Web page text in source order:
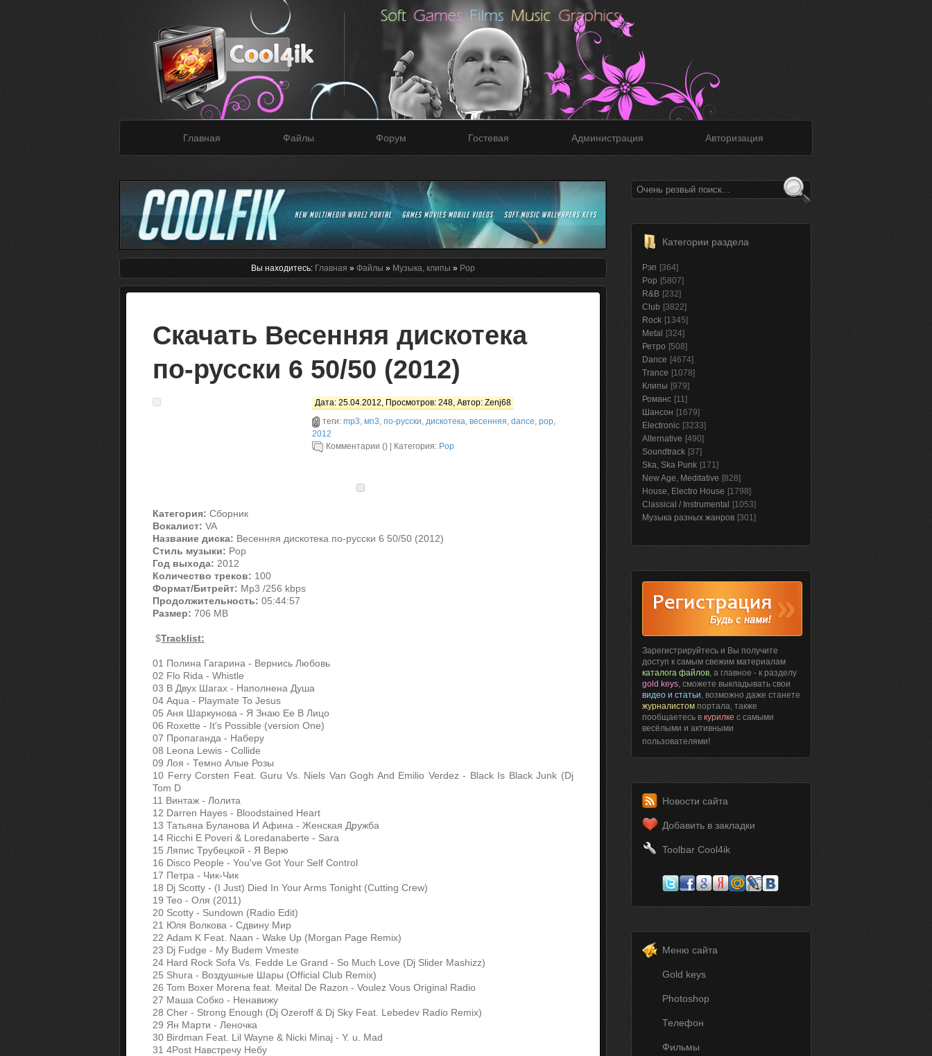
Главная Файлы Форум Гостевая Администрация Авторизация
Вы находитесь: Главная » Файлы » Музыка, клипы » Pop
Скачать Весенняя дискотека
по-русски 6 50/50 (2012)
Дата: 25.04.2012, Просмотров: 248, Автор: Zenj68
теги: mp3, мп3, по-русски, дискотека, весенняя, dance, pop,
2012
Комментарии () | Категория: Pop
Категория: Сборник
Вокалист: VA
Название диска: Весенняя дискотека по-русски 6 50/50 (2012)
Стиль музыки: Pop
Год выхода: 2012
Количество треков: 100
Формат/Битрейт: Mp3 /256 kbps
Продолжительность: 05:44:57
Размер: 706 MB
$Tracklist:
01 Полина Гагарина - Вернись Любовь
02 Flo Rida - Whistle
03 В Двух Шагах - Наполнена Душа
04 Aqua - Playmate To Jesus
05 Аня Шаркунова - Я Знаю Ее В Лицо
06 Roxette - It's Possible (version One)
07 Пропаганда - Наберу
08 Leona Lewis - Collide
09 Лоя - Темно Алые Розы
10 Ferry Corsten Feat. Guru Vs. Niels Van Gogh And Emilio Verdez - Black Is Black Junk (Dj
Tom D
11 Винтаж - Лолита
12 Darren Hayes - Bloodstained Heart
13 Татьяна Буланова И Афина - Женская Дружба
14 Ricchi E Poveri & Loredanaberte - Sara
15 Ляпис Трубецкой - Я Верю
16 Disco People - You've Got Your Self Control
17 Петра - Чик-Чик
18 Dj Scotty - (I Just) Died In Your Arms Tonight (Cutting Crew)
19 Teo - Оля (2011)
20 Scotty - Sundown (Radio Edit)
21 Юля Волкова - Сдвину Мир
22 Adam K Feat. Naan - Wake Up (Morgan Page Remix)
23 Dj Fudge - My Budem Vmeste
24 Hard Rock Sofa Vs. Fedde Le Grand - So Much Love (Dj Slider Mashizz)
25 Shura - Воздушные Шары (Official Club Remix)
26 Tom Boxer Morena feat. Meital De Razon - Voulez Vous Original Radio
27 Маша Собко - Ненавижу
28 Cher - Strong Enough (Dj Ozeroff & Dj Sky Feat. Lebedev Radio Remix)
29 Ян Марти - Леночка
30 Birdman Feat. Lil Wayne & Nicki Minaj - Y. u. Mad
31 4Post Навстречу Небу
Категории раздела
Рэп [364]
Pop [5807]
R&B [232]
Club [3822]
Rock [1345]
Metal
[324]
Ретро [508]
Dance [4674]
Trance [1078]
Клипы [979]
Романс [11]
Шансон [1679]
Electronic [3233]
Alternative [490]
Soundtrack [37]
Ska, Ska Punk [171]
New Age, Meditative [828]
House, Electro House [1798]
Classical / Instrumental
[1053]
Музыка разных жанров [301]
Зарегистрируйтесь и Вы получите
доступ к самым свежим материалам
каталога файлов, а главное - к разделу
gold keys, сможете выкладывать свои
видео и статьи, возможно даже станете
журналистом портала, также
пообщаетесь в курилке с самыми
весёлыми и активными
пользователями!
Новости сайта
Добавить в закладки
Toolbar Cool4ik
Меню сайта
Gold keys
Photoshop
Телефон
Фильмы